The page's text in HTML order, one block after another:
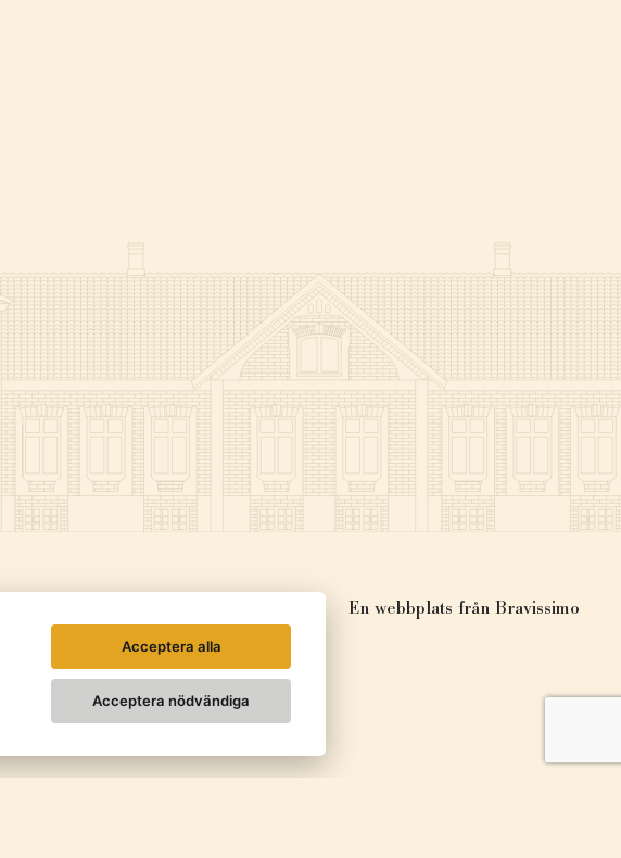
En webbplats från Bravissimo
Acceptera alla
Acceptera nödvändiga